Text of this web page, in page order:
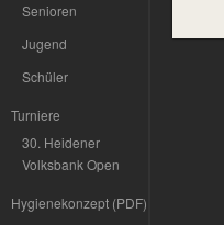
Senioren
Jugend
Schüler
Turniere
30. Heidener
Volksbank Open
Hygienekonzept (PDF)